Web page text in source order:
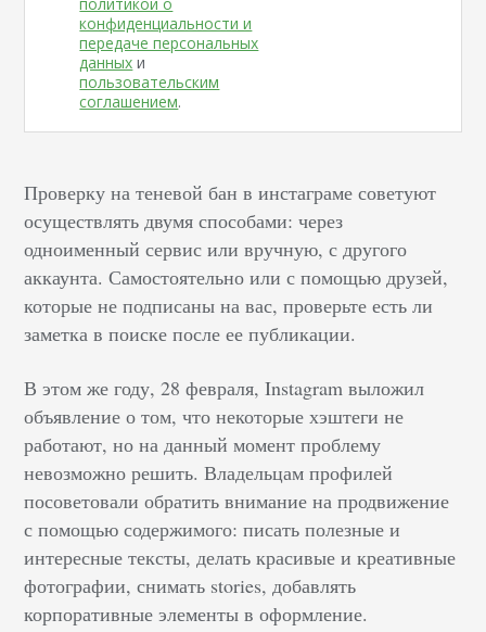
конфиденциальности и
передаче персональных
данных и
пользовательским
соглашением.
Проверку на теневой бан в инстаграме советуют
осуществлять двумя способами: через
одноименный сервис или вручную, с другого
аккаунта. Самостоятельно или с помощью друзей,
которые не подписаны на вас, проверьте есть ли
заметка в поиске после ее публикации.
В этом же году, 28 февраля, Instagram выложил
объявление о том, что некоторые хэштеги не
работают, но на данный момент проблему
невозможно решить. Владельцам профилей
посоветовали обратить внимание на продвижение
с помощью содержимого: писать полезные и
интересные тексты, делать красивые и креативные
фотографии, снимать stories, добавлять
корпоративные элементы в оформление.